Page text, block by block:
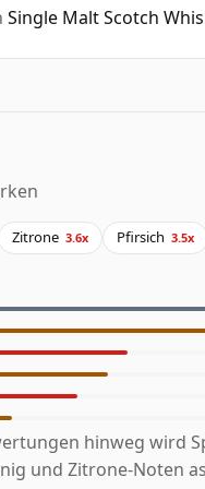
Single Malt Scotch
Zitrone 3.6x Pfirsich 3.5x
hinweg wird
und Zitrone-Noten